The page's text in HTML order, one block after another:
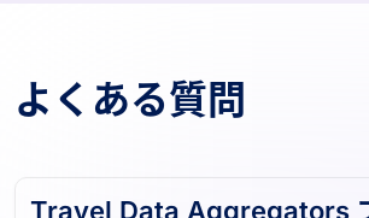
よくある質問
Travel Data Aggregators